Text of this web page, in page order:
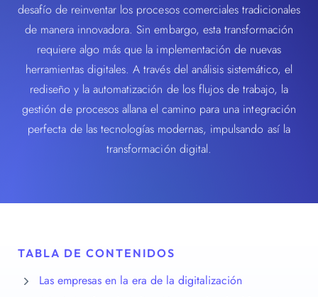
desafío de reinventar los procesos comerciales tradicionales
de manera innovadora. Sin embargo, esta transformación
requiere algo más que la implementación de nuevas
herramientas digitales. A través del análisis sistemático, el
rediseño y la automatización de los flujos de trabajo, la
gestión de procesos allana el camino para una integración
perfecta de las tecnologías modernas, impulsando así la
transformación digital.
TABLA DE CONTENIDOS
Las empresas en la era de la digitalización